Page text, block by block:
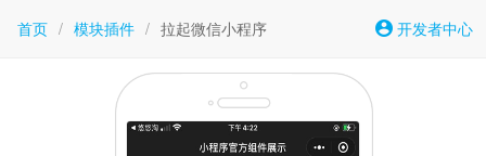
首页 / 模块插件 / 拉起微信小程序 开发者中心